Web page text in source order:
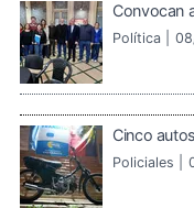
Convocan
Política |
Cinco
Policiales |